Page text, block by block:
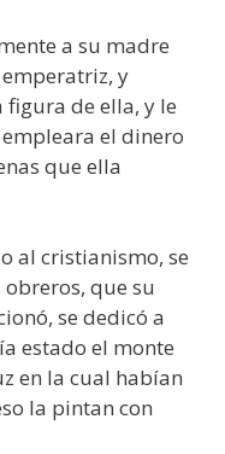
a su madre
y
figura de ella, y le
el dinero
que ella
al cristianismo, se
obreros, que su
se dedicó a
estado el monte
en la cual habían
la pintan con